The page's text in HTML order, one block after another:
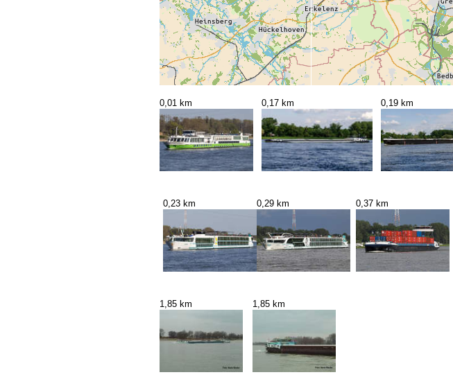
0,01 km 0,17 km 0,19 km
0,23 km 0,29 km 0,37 km
1,85 km 1,85 km